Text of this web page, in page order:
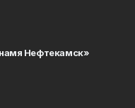
Нефтекамск»